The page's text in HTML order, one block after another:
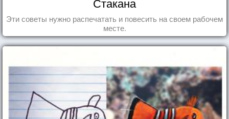
Эти советы нужно распечатать и повесить на своем рабочем
месте.